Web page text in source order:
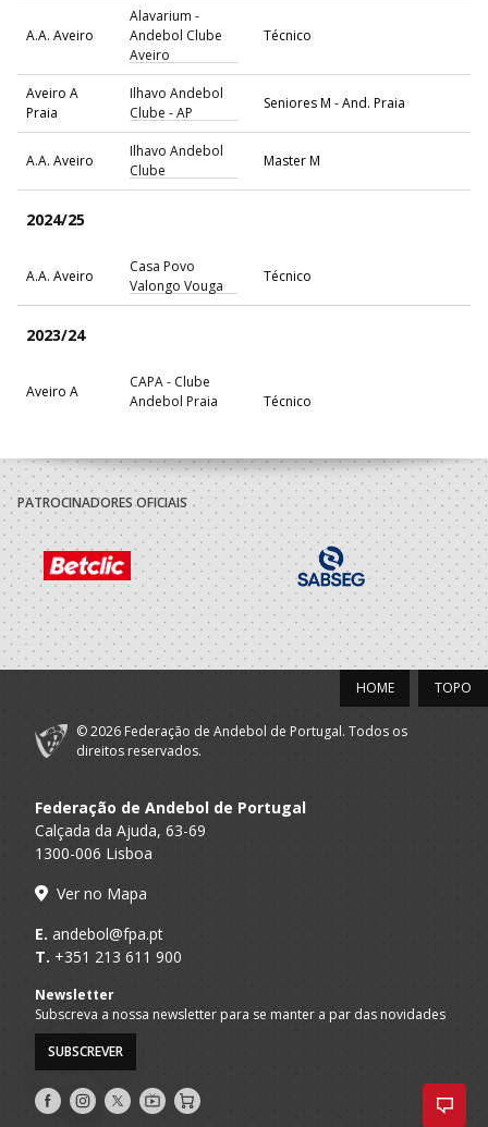
A.A. Aveiro
Alavarium -
Andebol Clube
Aveiro
Técnico
Aveiro A
Praia
Ilhavo Andebol
Clube - AP
Seniores M - And. Praia
A.A. Aveiro
Ilhavo Andebol
Clube
Master M
2024/25
A.A. Aveiro
Casa Povo
Valongo Vouga
Técnico
2023/24
Aveiro A
CAPA - Clube
Andebol Praia
Técnico
A.A. Aveiro
Casa Povo
Valongo Vouga
Técnico
2022/23
A.A. Lisboa
Sporting Clube
Portugal
Técnico
2021/22
2018/19
A.A. Lisboa Ginasio Clube Sul Técnico
2017/18
Setubal A
A.A. Lisboa Ginasio Clube Sul
Setubal A
Praia
WOLVES BH Seniores M - And. Praia
Lisboa A
PATROCINADORES OFICIAIS
TOPO
HOME
© 2026 Federação de Andebol de Portugal. Todos os
direitos reservados.
Federação de Andebol de Portugal
Calçada da Ajuda, 63-69
1300-006 Lisboa
Ver no Mapa
E. andebol@fpa.pt
T. +351 213 611 900
Newsletter
Subscreva a nossa newsletter para se manter a par das novidades
SUBSCREVER
Siga-
nos
Siga-
nos
Siga-
nos
AndebolTV
Loja